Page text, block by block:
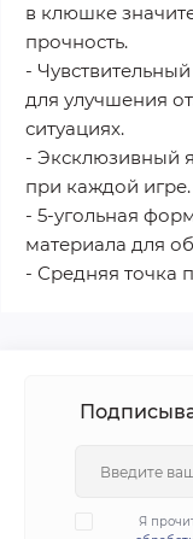
в клюшке
прочность.
-
для улучшения
ситуациях.
- Эксклюзивный
при каждой игре.
- 5-угольная
материала для
- Средняя точка
Я